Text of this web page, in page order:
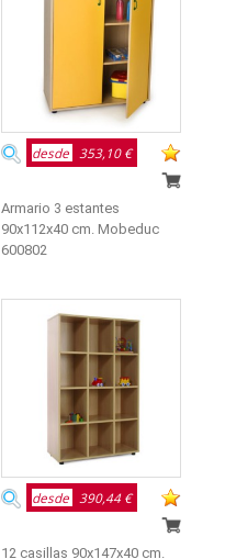
desde 353,10 €
Armario 3 estantes
90x112x40 cm. Mobeduc
600802
desde 390,44 €
12 casillas 90x147x40 cm.